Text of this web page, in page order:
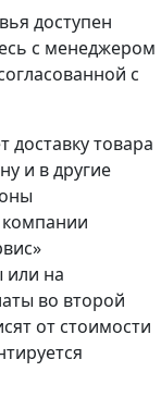
доступен
с менеджером
с
товара
и в другие
компании
или на
во второй
от стоимости